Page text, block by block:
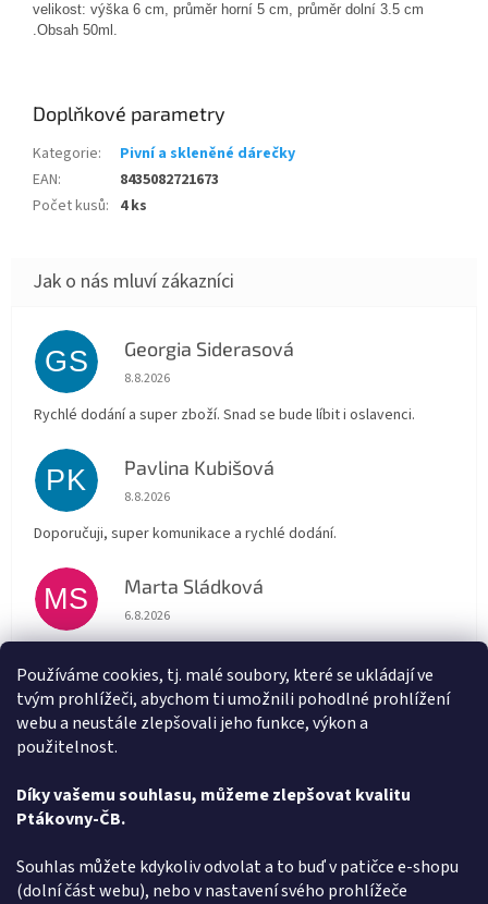
Používáme cookies, tj. malé soubory, které se ukládají ve
tvým prohlížeči, abychom ti umožnili pohodlné prohlížení
webu a neustále zlepšovali jeho funkce, výkon a
použitelnost.
Díky vašemu souhlasu, můžeme zlepšovat kvalitu
Ptákovny-ČB.
Souhlas můžete kdykoliv odvolat a to buď v patičce e-shopu
(dolní část webu), nebo v nastavení svého prohlížeče
velikost: výška 6 cm, průměr horní 5 cm, průměr dolní 3.5 cm
.Obsah 50ml.
Doplňkové parametry
Kategorie:
Pivní a skleněné dárečky
EAN:
8435082721673
Počet kusů: 4 ks
GS Georgia Siderasová
Hodnocení obchodu je 5 z 5 hvězdiček.
8.8.2026
Rychlé dodání a super zboží. Snad se bude líbit i oslavenci.
PK Pavlina Kubišová
Hodnocení obchodu je 5 z 5 hvězdiček.
8.8.2026
Doporučuji, super komunikace a rychlé dodání.
MS Marta Sládková
Hodnocení obchodu je 5 z 5 hvězdiček.
6.8.2026
AT Alena Trchova
Hodnocení obchodu je 5 z 5 hvězdiček.
5.8.2026
Způsob ověřování recenzí